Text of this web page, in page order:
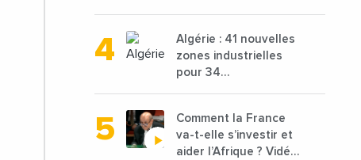
avec une enveloppe
de 1,25 milliard de
dirhams
Algérie : 41 nouvelles
zones industrielles
pour 34
Comment la France
va-t-elle s’investir et
aider l’Afrique ? Vidéo